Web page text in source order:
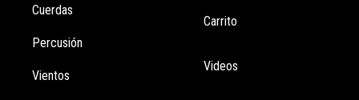
Cuerdas
Percusión
Vientos
Carrito
Videos